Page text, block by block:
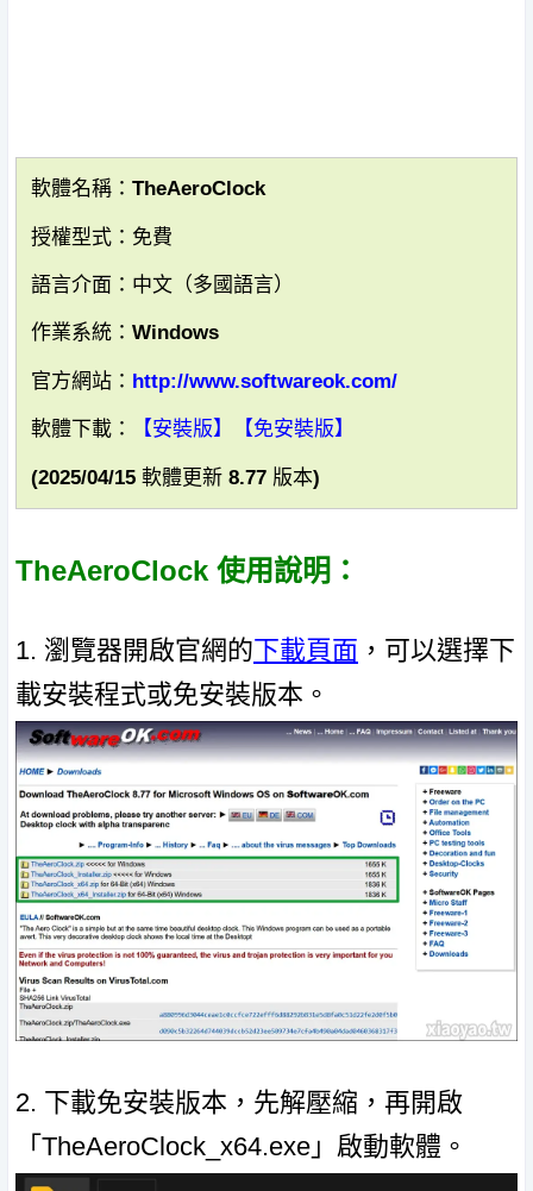
軟體名稱：TheAeroClock
授權型式：免費
語言介面：中文（多國語言）
作業系統：Windows
官方網站： http://www.softwareok.com/
軟體下載： 【安裝版】 【免安裝版】
(2025/04/15 軟體更新 8.77 版本)
TheAeroClock 使用說明：
1. 瀏覽器開啟官網的下載頁面 ，可以選擇下
載安裝程式或免安裝版本。
2. 下載免安裝版本，先解壓縮，再開啟
「TheAeroClock_x64.exe」啟動軟體。